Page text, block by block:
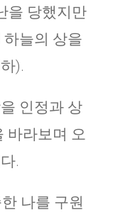
을 당했지만
늘의 상을
).
인정과 상
바라보며 오
.
나를 구원